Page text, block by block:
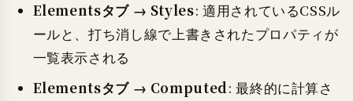
Elementsタブ → Styles: 適用されているCSSル
ールと、打ち消し線で上書きされたプロパティが
一覧表示される
Elementsタブ → Computed: 最終的に計算さ